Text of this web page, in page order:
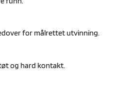
for målrettet utvinning.
og hard kontakt.